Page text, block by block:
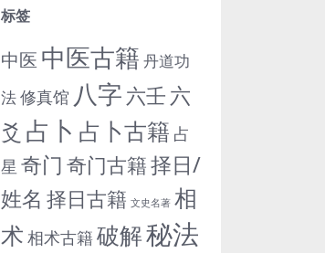
标签
中医 中医古籍 丹道功
法修真馆 八字 六壬 六
爻 占卜 占卜古籍 占
星 奇门 奇门古籍择日/
姓名 择日古籍 文史名著 相
术 相术古籍破解秘法